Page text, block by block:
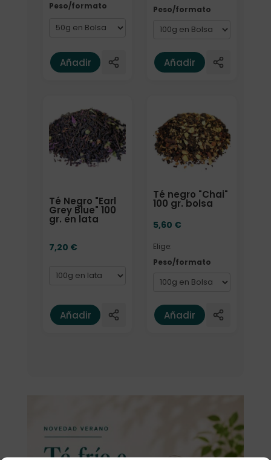
Peso/formato
Añadir
Peso/formato
Añadir
Té Negro "Earl
Grey Blue" 100
gr. en lata
7,20 €
Formato
Añadir
Té negro "Chai"
100 gr. bolsa
5,60 €
Elige:
Peso/formato
Añadir